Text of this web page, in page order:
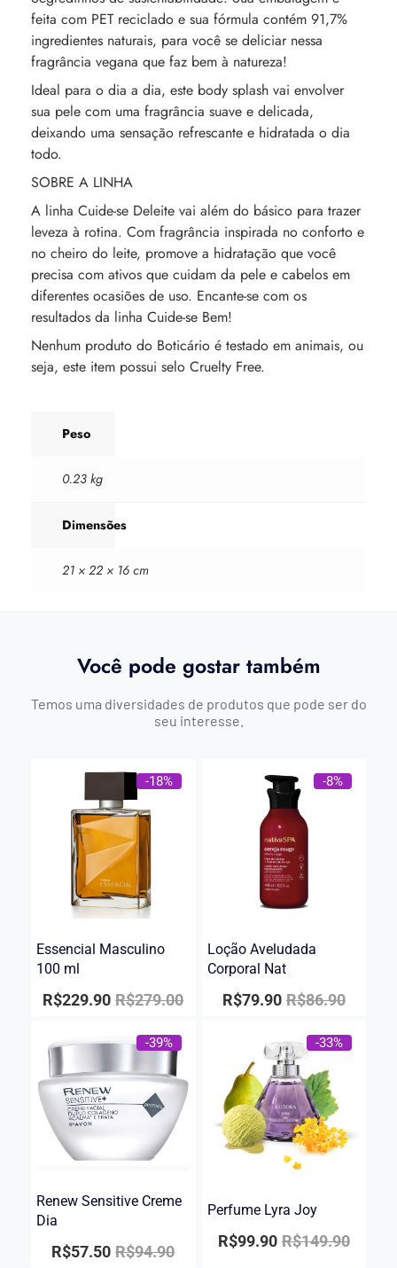
feita com PET reciclado e sua fórmula contém 91,7%
ingredientes naturais, para você se deliciar nessa
fragrância vegana que faz bem à natureza!
Ideal para o dia a dia, este body splash vai envolver
sua pele com uma fragrância suave e delicada,
deixando uma sensação refrescante e hidratada o dia
todo.
SOBRE A LINHA
A linha Cuide-se Deleite vai além do básico para trazer
leveza à rotina. Com fragrância inspirada no conforto e
no cheiro do leite, promove a hidratação que você
precisa com ativos que cuidam da pele e cabelos em
diferentes ocasiões de uso. Encante-se com os
resultados da linha Cuide-se Bem!
Nenhum produto do Boticário é testado em animais, ou
seja, este item possui selo Cruelty Free.
Peso
0.23 kg
Dimensões
21 × 22 × 16 cm
Você pode gostar também
Temos uma diversidades de produtos que pode ser do
seu interesse.
-18%
Essencial Masculino
100 ml
R$279.00
R$229.90
-8%
Loção Aveludada
Corporal Nat
R$86.90
R$79.90
-39%
Renew Sensitive Creme
Dia
R$94.90
R$57.50
-33%
Perfume Lyra Joy
R$149.90
R$99.90